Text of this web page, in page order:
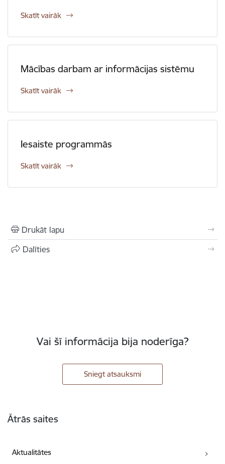
Skatīt vairāk
Mācības darbam ar informācijas sistēmu
Skatīt vairāk
Iesaiste programmās
Skatīt vairāk
Drukāt lapu
Dalīties
Vai šī informācija bija noderīga?
Sniegt atsauksmi
Ātrās saites
Aktualitātes